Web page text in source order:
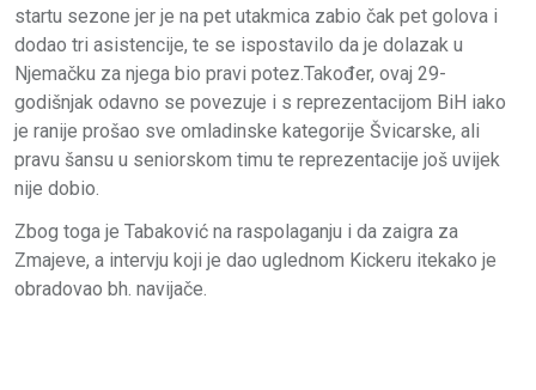
startu sezone jer je na pet utakmica zabio čak pet golova i
dodao tri asistencije, te se ispostavilo da je dolazak u
Njemačku za njega bio pravi potez.Također, ovaj 29-
godišnjak odavno se povezuje i s reprezentacijom BiH iako
je ranije prošao sve omladinske kategorije Švicarske, ali
pravu šansu u seniorskom timu te reprezentacije još uvijek
nije dobio.
Zbog toga je Tabaković na raspolaganju i da zaigra za
Zmajeve, a intervju koji je dao uglednom Kickeru itekako je
obradovao bh. navijače.